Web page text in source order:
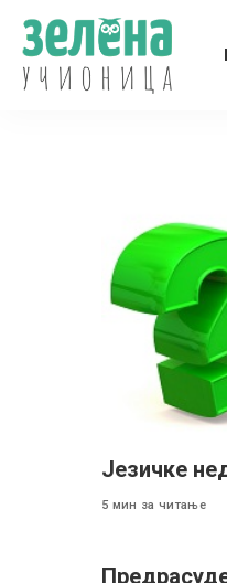
Језичке
5 мин за читање